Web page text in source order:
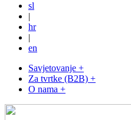
sl
|
hr
|
en
Savjetovanje +
Za tvrtke (B2B) +
O nama +